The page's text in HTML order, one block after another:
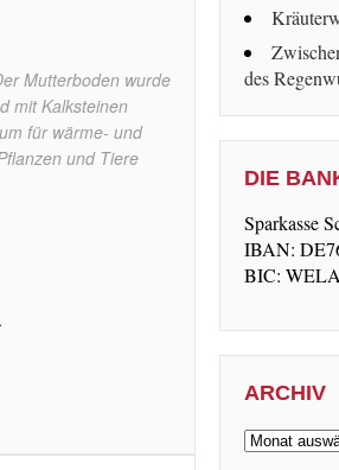
Mutterboden wurde
mit Kalksteinen
für wärme- und
und Tiere
des
DIE
Sparkasse
IBAN:
BIC:
ARCHIV
Archiv